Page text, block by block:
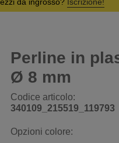
Perline in
Ø 8 mm
Codice articolo:
340109_215519_119793
Opzioni colore: